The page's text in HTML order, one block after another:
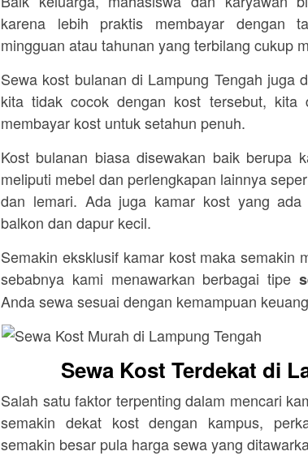
karena lebih praktis membayar dengan
mingguan atau tahunan yang terbilang cukup
Sewa kost bulanan di Lampung Tengah juga
kita tidak cocok dengan kost tersebut, kita
membayar kost untuk setahun penuh.
Kost bulanan biasa disewakan baik berupa
meliputi mebel dan perlengkapan lainnya
dan lemari. Ada juga kamar kost yang ada
balkon dan dapur kecil.
Semakin eksklusif kamar kost maka semakin
sebabnya kami menawarkan berbagai tipe
Anda sewa sesuai dengan kemampuan
Sewa Kost Terdekat di
Salah satu faktor terpenting dalam mencari
semakin dekat kost dengan kampus,
semakin besar pula harga sewa yang